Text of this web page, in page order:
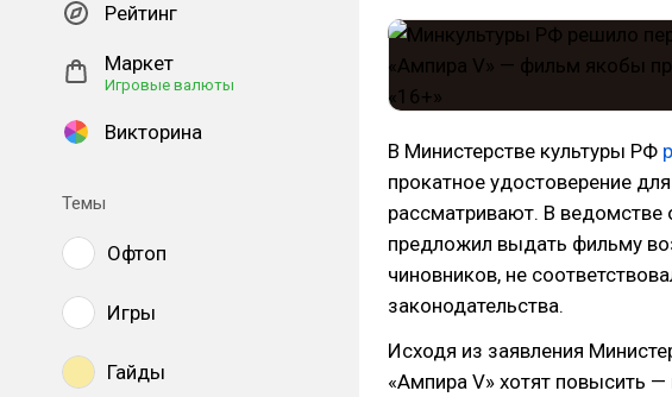
Рейтинг
Маркет
Игровые валюты
Викторина
Темы
Офтоп
Игры
Гайды
В Министерстве культуры РФ
прокатное удостоверение
рассматривают. В ведомстве
предложил выдать фильму
чиновников, не
законодательства.
Исходя из заявления
«Ампира V» хотят повысить